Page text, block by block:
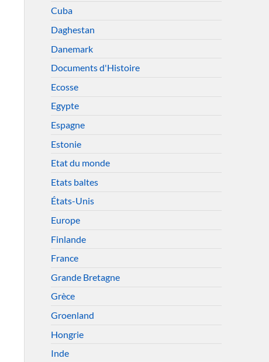
Cuba
Daghestan
Danemark
Documents d'Histoire
Ecosse
Egypte
Espagne
Estonie
Etat du monde
Etats baltes
États-Unis
Europe
Finlande
France
Grande Bretagne
Grèce
Groenland
Hongrie
Inde